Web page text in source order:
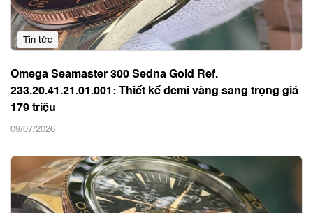
Tin tức
Omega Seamaster 300 Sedna Gold Ref.
233.20.41.21.01.001: Thiết kế demi vàng sang trọng giá
179 triệu
09/07/2026